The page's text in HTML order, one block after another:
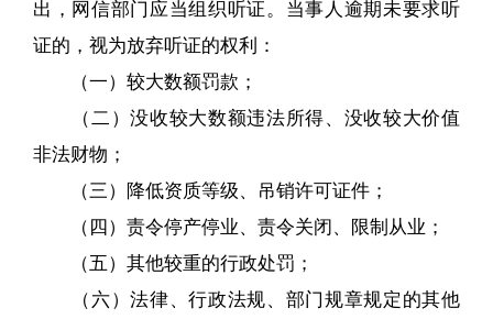
出，网信部门应当组织听证。当事人逾期未要求听
证的，视为放弃听证的权利：
（一）较大数额罚款；
（二）没收较大数额违法所得、没收较大价值
非法财物；
（三）降低资质等级、吊销许可证件；
（四）责令停产停业、责令关闭、限制从业；
（五）其他较重的行政处罚；
（六）法律、行政法规、部门规章规定的其他